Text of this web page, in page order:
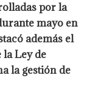
por la
mayo en
además el
Ley de
la gestión de